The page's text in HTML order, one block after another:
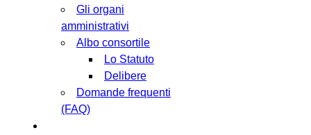
Gli organi
amministrativi
Albo consortile
Lo Statuto
Delibere
Domande frequenti
(FAQ)